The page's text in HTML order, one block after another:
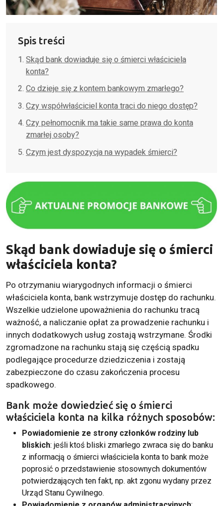
Spis treści
Skąd bank dowiaduje się o śmierci właściciela
konta?
Co dzieje się z kontem bankowym zmarłego?
Czy współwłaściciel konta traci do niego dostęp?
Czy pełnomocnik ma takie same prawa do konta
zmarłej osoby?
Czym jest dyspozycja na wypadek śmierci?
Skąd bank dowiaduje się o śmierci
właściciela konta?
Po otrzymaniu wiarygodnych informacji o śmierci
właściciela konta, bank wstrzymuje dostęp do rachunku.
Wszelkie udzielone upoważnienia do rachunku tracą
ważność, a naliczanie opłat za prowadzenie rachunku i
innych dodatkowych usług zostają wstrzymane. Środki
zgromadzone na rachunku stają się częścią spadku
podlegające procedurze dziedziczenia i zostają
zabezpieczone do czasu zakończenia procesu
spadkowego.
Bank może dowiedzieć się o śmierci
właściciela konta na kilka różnych sposobów:
Powiadomienie ze strony członków rodziny lub
bliskich: jeśli ktoś bliski zmarłego zwraca się do banku
z informacją o śmierci właściciela konta to bank może
poprosić o przedstawienie stosownych dokumentów
potwierdzających ten fakt, np. akt zgonu wydany przez
Urząd Stanu Cywilnego.